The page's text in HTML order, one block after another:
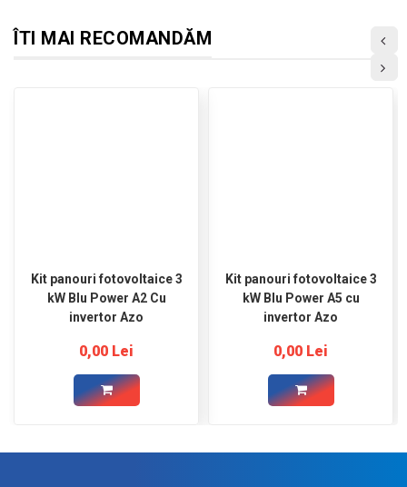
ÎTI MAI RECOMANDĂM
Kit panouri fotovoltaice 3
kW Blu Power A2 Cu
invertor Azo
0,00 Lei
Kit panouri fotovoltaice 3
kW Blu Power A5 cu
invertor Azo
0,00 Lei